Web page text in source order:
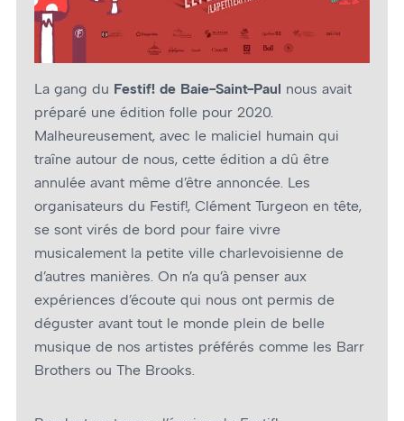
La gang du Festif! de Baie-Saint-Paul nous avait
préparé une édition folle pour 2020.
Malheureusement, avec le maliciel humain qui
traîne autour de nous, cette édition a dû être
annulée avant même d’être annoncée. Les
organisateurs du Festif!, Clément Turgeon en tête,
se sont virés de bord pour faire vivre
musicalement la petite ville charlevoisienne de
d’autres manières. On n’a qu’à penser aux
expériences d’écoute qui nous ont permis de
déguster avant tout le monde plein de belle
musique de nos artistes préférés comme les Barr
Brothers ou The Brooks.